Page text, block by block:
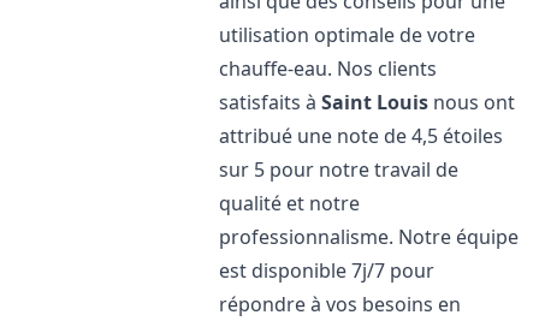
utilisation optimale de votre
chauffe-eau. Nos clients
satisfaits àSaint Louis nous ont
attribué une note de 4,5 étoiles
sur 5 pour notre travail de
qualité et notre
professionnalisme. Notre équipe
est disponible 7j/7 pour
répondre à vos besoins en